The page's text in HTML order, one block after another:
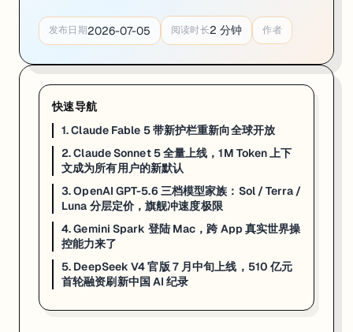
: Anthropic 与美国政府协商后解除出口限制，Claude Fable 5
Claude Fable 5 自今年初因美国出口管制政策而受限以来，一直是
此次重新部署并非简单回滚。Anthropic 同步发布了专项网络安全任务
对于开发者而言，Fable 5 的回归意味着可以重新调用其在复杂推理、
Anthropic 官方公告·9to5Google 报道
2. Claude Sonnet 5 全量上线，1M Token 上
发布日期2026-07-05 阅读时长2 分钟 作者
快速导航
1. Claude Fable 5 带新护栏重新向全球开放
2. Claude Sonnet 5 全量上线，1M Token 上下
文成为所有用户的新默认
3. OpenAI GPT-5.6 三档模型家族：Sol / Terra /
Luna 分层定价，旗舰冲速度极限
4. Gemini Spark 登陆 Mac，跨 App 真实世界操
控能力来了
5. DeepSeek V4 官版 7 月中旬上线，510 亿元
首轮融资刷新中国 AI 纪录